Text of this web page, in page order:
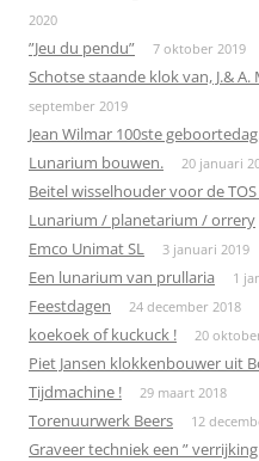
2020
”Jeu du pendu” 7 oktober 2019
Schotse staande klok van, J.&
september 2019
Jean Wilmar 100ste
Lunarium bouwen. 20 januari
Beitel wisselhouder voor de
Lunarium / planetarium / orrery
Emco Unimat SL 3 januari 2019
Een lunarium van prullaria 1
Feestdagen 24 december 2018
koekoek of kuckuck ! 20
Piet Jansen klokkenbouwer uit
Tijdmachine ! 29 maart 2018
Torenuurwerk Beers 12
Graveer techniek een ”